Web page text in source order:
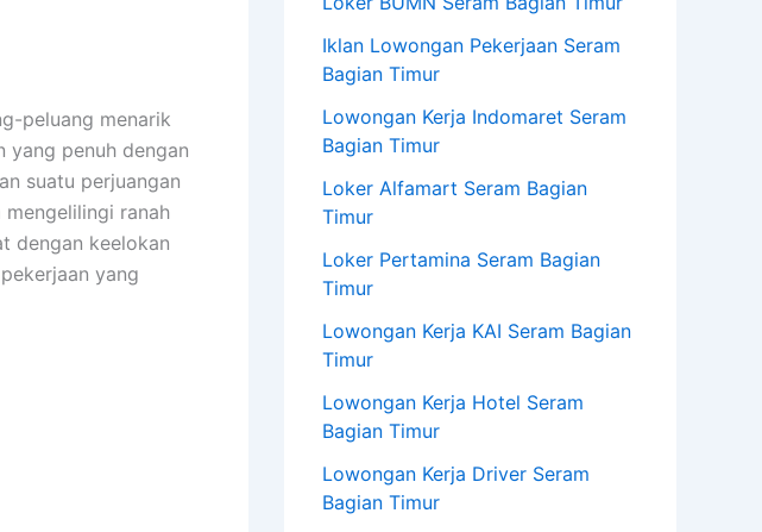
peluang menarik
yang penuh dengan
suatu perjuangan
ranah
dengan keelokan
yang
Iklan Lowongan Pekerjaan Seram
Bagian Timur
Lowongan Kerja Indomaret Seram
Bagian Timur
Loker Alfamart Seram Bagian
Timur
Loker Pertamina Seram Bagian
Timur
Lowongan Kerja KAI Seram Bagian
Timur
Lowongan Kerja Hotel Seram
Bagian Timur
Lowongan Kerja Driver Seram
Bagian Timur